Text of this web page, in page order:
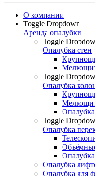
О компании
Toggle Dropdown
Аренда опалубки
Toggle
Опалубка стен
Toggle
Опалубка
Toggle
Опалубка
Опалубка
Опалубка для